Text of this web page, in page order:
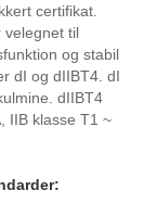
certifikat.
velegnet til
og stabil
dI og dIIBT4. dI
dIIBT4
IIB klasse T1 ~